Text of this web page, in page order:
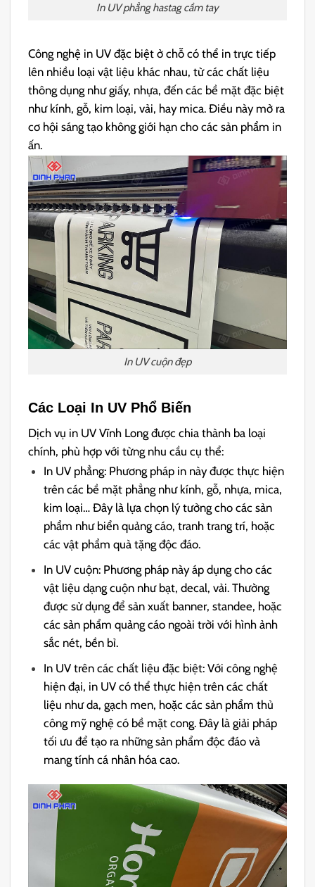
In UV phẳng hastag cầm tay
Công nghệ in UV đặc biệt ở chỗ có thể in trực tiếp
lên nhiều loại vật liệu khác nhau, từ các chất liệu
thông dụng như giấy, nhựa, đến các bề mặt đặc biệt
như kính, gỗ, kim loại, vải, hay mica. Điều này mở ra
cơ hội sáng tạo không giới hạn cho các sản phẩm in
ấn.
In UV cuộn đẹp
Các Loại In UV Phổ Biến
Dịch vụ in UV Vĩnh Long được chia thành ba loại
chính, phù hợp với từng nhu cầu cụ thể:
In UV phẳng: Phương pháp in này được thực hiện
trên các bề mặt phẳng như kính, gỗ, nhựa, mica,
kim loại… Đây là lựa chọn lý tưởng cho các sản
phẩm như biển quảng cáo, tranh trang trí, hoặc
các vật phẩm quà tặng độc đáo.
In UV cuộn: Phương pháp này áp dụng cho các
vật liệu dạng cuộn như bạt, decal, vải. Thường
được sử dụng để sản xuất banner, standee, hoặc
các sản phẩm quảng cáo ngoài trời với hình ảnh
sắc nét, bền bỉ.
In UV trên các chất liệu đặc biệt: Với công nghệ
hiện đại, in UV có thể thực hiện trên các chất
liệu như da, gạch men, hoặc các sản phẩm thủ
công mỹ nghệ có bề mặt cong. Đây là giải pháp
tối ưu để tạo ra những sản phẩm độc đáo và
mang tính cá nhân hóa cao.